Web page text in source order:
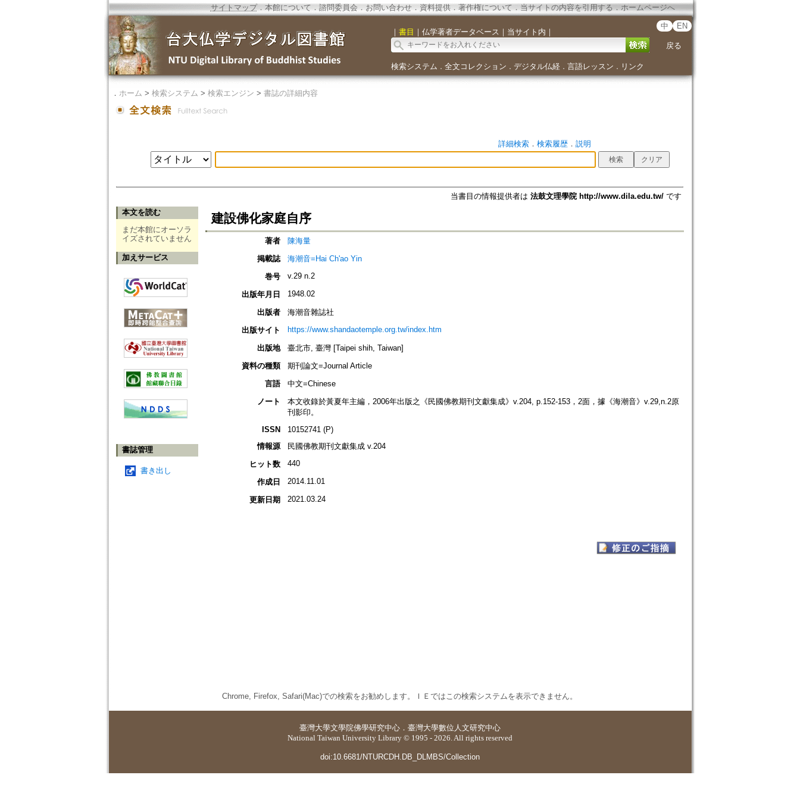
サイトマップ．本館について ． 諮問委員会． お問い合わせ． 資料提供． 著作権について．当サイトの内容を引用する ． ホームページへ
｜ 書目 ｜ 仏学著者データベース ｜ 当サイト内 ｜
中 EN
戻る
検索システム ． 全文コレクション ． デジタル仏経． 言語レッスン ． リンク
． ホーム > 検索システム > 検索エンジン > 書誌の詳細内容
詳細検索． 検索履歴． 説明
当書目の情報提供者は 法鼓文理學院 http://www.dila.edu.tw/です
本文を読む
まだ本館にオーソラ
イズされていません
加えサービス
書誌管理
書き出し
建設佛化家庭自序
著者
陳海量
掲載誌
海潮音=Hai Ch'ao Yin
巻号
v.29 n.2
出版年月日 1948.02
出版者
海潮音雜誌社
出版サイト
https://www.shandaotemple.org.tw/index.htm
出版地
臺北市, 臺灣 [Taipei shih, Taiwan]
資料の種類
期刊論文=Journal Article
言語
中文=Chinese
ノート
本文收錄於黃夏年主編，2006年出版之《民國佛教期刊文獻集成》v.204, p.152-153，2面，據《海潮音》v.29,n.2原
刊影印。
ISSN
10152741 (P)
情報源
民國佛教期刊文獻集成 v.204
ヒット数
440
作成日 2014.11.01
更新日期 2021.03.24
Chrome, Firefox, Safari(Mac)での検索をお勧めします。ＩＥではこの検索システムを表示できません。
臺灣大學文學院佛學研究中心 ． 臺灣大學數位人文研究中心
National Taiwan University Library © 1995 - 2026. All rights reserved
doi:10.6681/NTURCDH.DB_DLMBS/Collection